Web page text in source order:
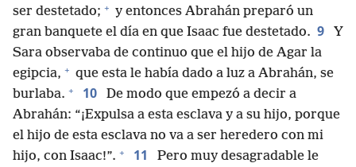
ser destetado; + y entonces Abrahán preparó un
gran banquete el día en que Isaac fue destetado. 9
Y
Sara observaba de continuo que el hijo de Agar la
egipcia, + que esta le había dado a luz a Abrahán, se
burlaba. + 10
De modo que empezó a decir a
Abrahán: “¡Expulsa a esta esclava y a su hijo, porque
el hijo de esta esclava no va a ser heredero con mi
hijo, con Isaac!”. + 11
Pero muy desagradable le